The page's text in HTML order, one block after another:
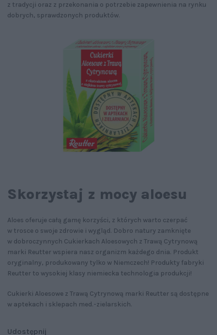
z tradycji oraz z przekonania o potrzebie zapewnienia na rynku
dobrych, sprawdzonych produktów.
Skorzystaj z mocy aloesu
Aloes oferuje całą gamę korzyści, z których warto czerpać
w trosce o swoje zdrowie i wygląd. Dobro natury zamknięte
w dobroczynnych Cukierkach Aloesowych z Trawą Cytrynową
marki Reutter wspiera nasz organizm każdego dnia. Produkt
oryginalny, produkowany tylko w Niemczech! Produkty fabryki
Reutter to wysokiej klasy niemiecka technologia produkcji!
Cukierki Aloesowe z Trawą Cytrynową marki Reutter są dostępne
w aptekach i sklepach med.-zielarskich.
Udostępnij